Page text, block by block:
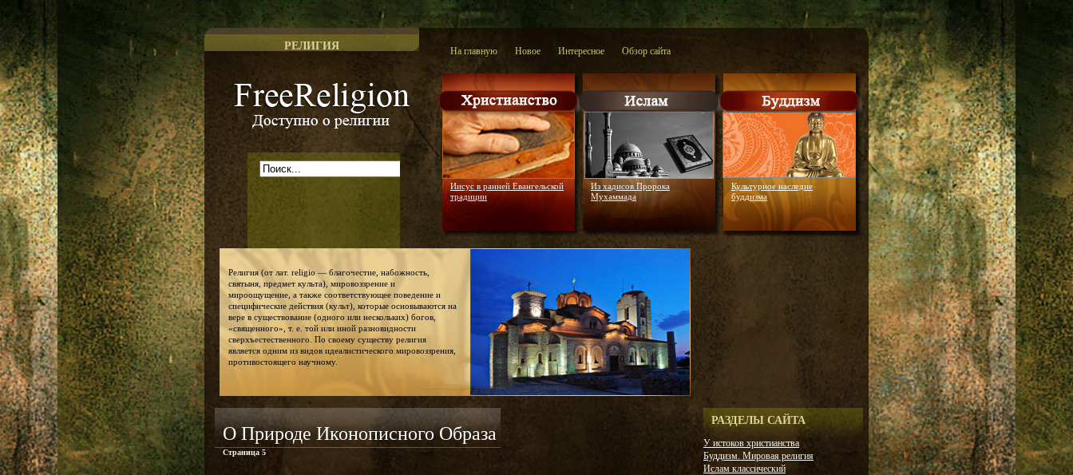
РЕЛИГИЯ На главную Новое Интересное Обзор сайта
Иисус в ранней Евангельской
традиции
Из хадисов Пророка
Мухаммада
Культурное наследие
буддизма
Религия (от лат. religio — благочестие, набожность,
святыня, предмет культа), мировоззрение и
мироощущение, а также соответствующее поведение и
специфические действия (культ), которые основываются на
вере в существование (одного или нескольких) богов,
«священного», т. е. той или иной разновидности
сверхъестественного. По своему существу религия
является одним из видов идеалистического мировоззрения,
противостоящего научному.
О Природе Иконописного Образа
Страница 5
РАЗДЕЛЫ САЙТА
У истоков христианства
Буддизм. Мировая религия
Ислам классический